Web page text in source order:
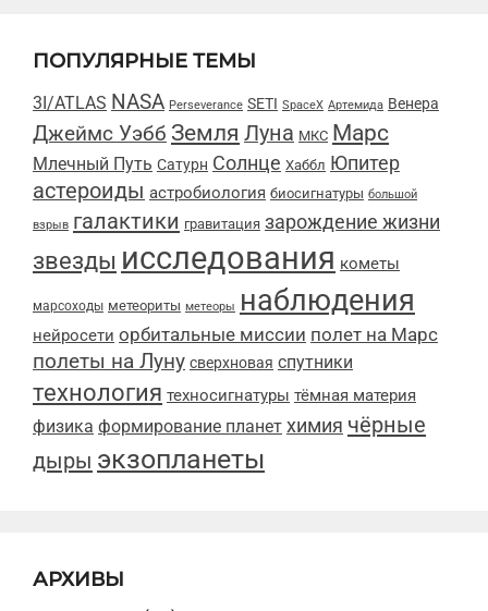
ПОПУЛЯРНЫЕ ТЕМЫ
3I/ATLAS NASA Perseverance SETI SpaceX Артемида Венера
Джеймс Уэбб Земля Луна МКС Марс
Млечный Путь Сатурн Солнце Хаббл Юпитер
астероиды астробиология биосигнатуры большой
взрыв галактики гравитация зарождение жизни
звезды исследования кометы
марсоходы метеориты метеоры наблюдения
нейросети орбитальные миссии полет на Марс
полеты на Луну сверхновая спутники
технология техносигнатуры тёмная материя
физика формирование планет химия чёрные
дыры экзопланеты
АРХИВЫ